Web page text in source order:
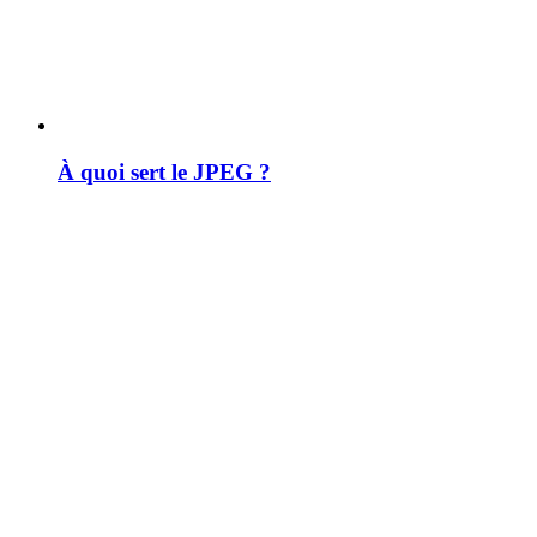
À quoi sert le JPEG ?